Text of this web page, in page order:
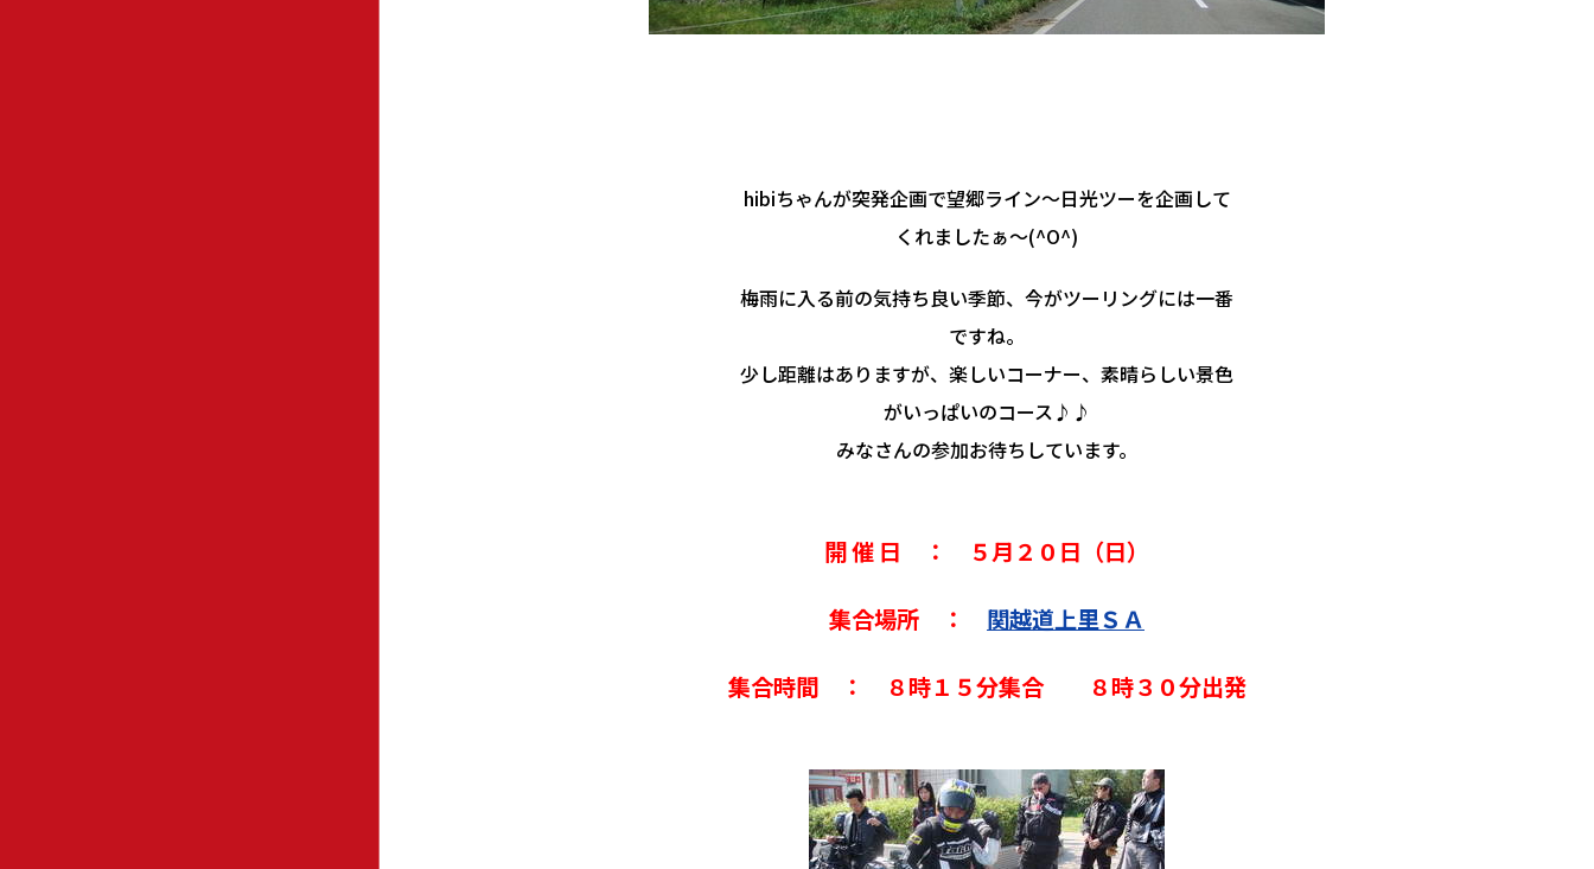
hibiちゃんが突発企画で望郷ライン～日光ツーを企画して
くれましたぁ～(^O^)
梅雨に入る前の気持ち良い季節、今がツーリングには一番
ですね。
少し距離はありますが、楽しいコーナー、素晴らしい景色
がいっぱいのコース♪♪
みなさんの参加お待ちしています。
開 催 日 ： ５月２０日（日）
集合場所 ： 関越道上里ＳＡ
集合時間 ： ８時１５分集合 ８時３０分出発